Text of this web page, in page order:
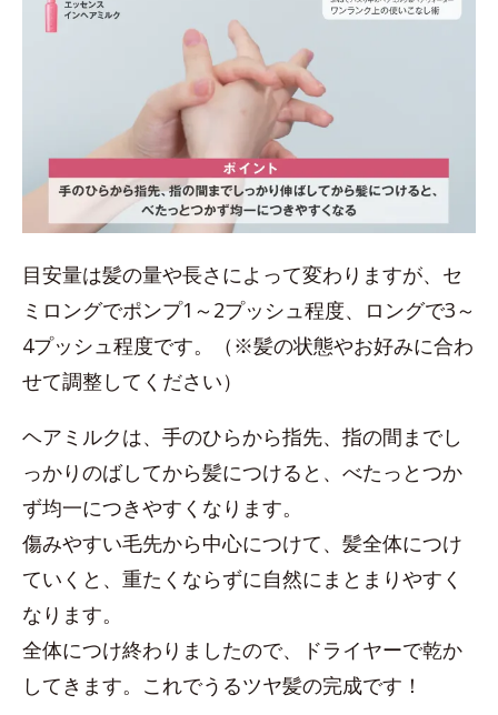
目安量は髪の量や長さによって変わりますが、セ
ミロングでポンプ1～2プッシュ程度、ロングで3～
4プッシュ程度です。（※髪の状態やお好みに合わ
せて調整してください）
ヘアミルクは、手のひらから指先、指の間までし
っかりのばしてから髪につけると、べたっとつか
ず均一につきやすくなります。
傷みやすい毛先から中心につけて、髪全体につけ
ていくと、重たくならずに自然にまとまりやすく
なります。
全体につけ終わりましたので、ドライヤーで乾か
してきます。これでうるツヤ髪の完成です！